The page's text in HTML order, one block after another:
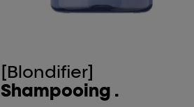
[Blondifier]
Shampooing .